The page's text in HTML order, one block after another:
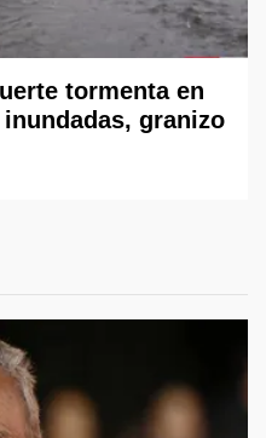
tormenta en
granizo